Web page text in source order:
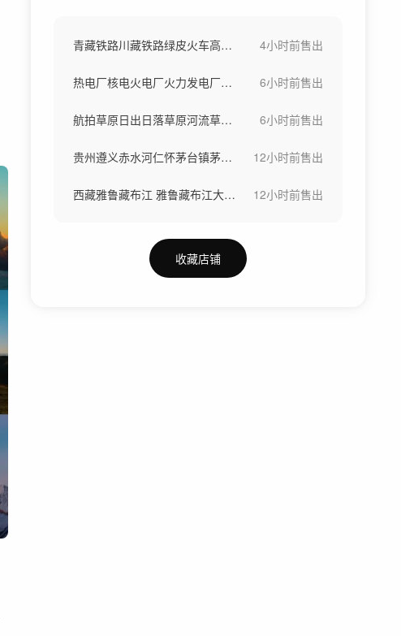
青藏铁路川藏铁路绿皮火车高铁动车铁路货运 4小时前售出
热电厂核电火电厂火力发电厂冷却塔 6小时前售出
航拍草原日出日落草原河流草原风光云雾缭绕 6小时前售出
贵州遵义赤水河仁怀茅台镇茅台酒厂美酒河 12小时前售出
西藏雅鲁藏布江 雅鲁藏布江大峡谷 12小时前售出
收藏店铺